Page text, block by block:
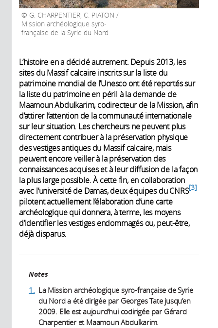
G. CHARPENTIER, C. PIATON /
Mission archéologique syro-
française de la Syrie du Nord
L’histoire en a décidé autrement. Depuis 2013, les
sites du Massif calcaire inscrits sur la liste du
patrimoine mondial de l’Unesco ont été reportés sur
la liste du patrimoine en péril à la demande de
Maamoun Abdulkarim, codirecteur de la Mission, afin
d’attirer l’attention de la communauté internationale
sur leur situation. Les chercheurs ne peuvent plus
directement contribuer à la préservation physique
des vestiges antiques du Massif calcaire, mais
peuvent encore veiller à la préservation des
connaissances acquises et à leur diffusion de la façon
la plus large possible. À cette fin, en collaboration
avec l’université de Damas, deux équipes du CNRS 3
pilotent actuellement l’élaboration d’une carte
archéologique qui donnera, à terme, les moyens
d’identifier les vestiges endommagés ou, peut-être,
déjà disparus.
Notes
1. La Mission archéologique syro-française de Syrie
du Nord a été dirigée par Georges Tate jusqu’en
2009. Elle est aujourd’hui codirigée par Gérard
Charpentier et Maamoun Abdulkarim.